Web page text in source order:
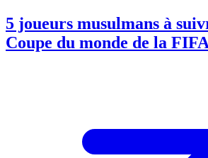
5 joueurs musulmans à
Coupe du monde de la